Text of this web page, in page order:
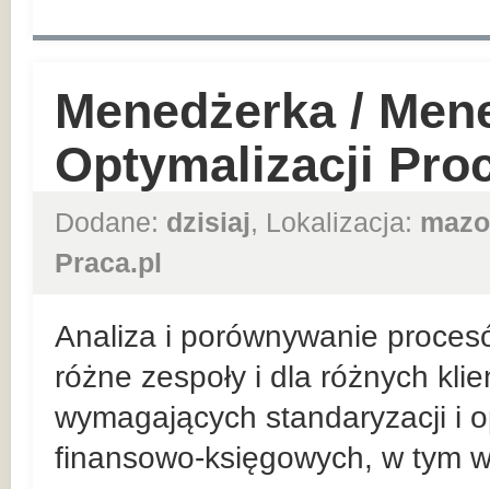
Menedżerka /
Optymalizacji
Dodane: dzisiaj, Lokalizacja:
Praca.pl
Analiza i porównywanie
różne zespoły i dla różnych
wymagających standaryzacji i
finansowo-księgowych, w tym